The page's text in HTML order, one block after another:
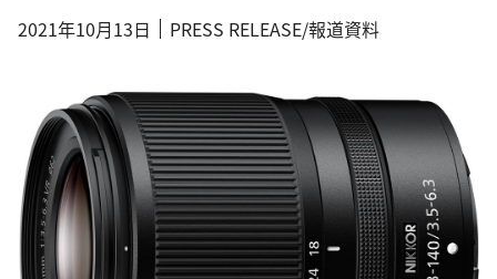
2021年10月13日 PRESS RELEASE/報道資料